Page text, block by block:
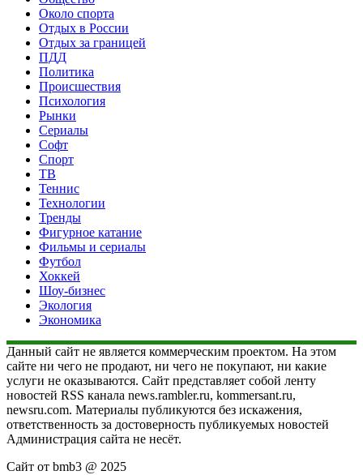
Около спорта
Отдых в России
Отдых за границей
ПДД
Политика
Происшествия
Психология
Рынки
Сериалы
Софт
Спорт
ТВ
Теннис
Технологии
Тренды
Фигурное катание
Фильмы и сериалы
Футбол
Хоккей
Шоу-бизнес
Экология
Экономика
Данный сайт не является коммерческим проектом. На этом
сайте ни чего не продают, ни чего не покупают, ни какие
услуги не оказываются. Сайт представляет собой ленту
новостей RSS канала news.rambler.ru, kommersant.ru,
newsru.com. Материалы публикуются без искажения,
ответственность за достоверность публикуемых новостей
Администрация сайта не несёт.
Сайт от bmb3 @ 2025